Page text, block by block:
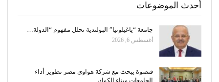
أحدث الموضوعات
جامعة “ياغيلونيا” البولندية تحلل مفهوم “الدولة…
أغسطس 6, 2026
قنصوة يبحث مع شركة هواوي مصر تطوير أداء
الجامعات وبناء الكوادر…